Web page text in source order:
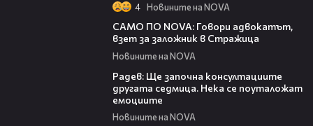
4 Новините на NOVA
САМО ПО NOVA: Говори адвокатът,
взет за заложник в Стражица
Новините на NOVA
Радев: Ще започна консултациите
другата седмица. Нека се поуталожат
емоциите
Новините на NOVA